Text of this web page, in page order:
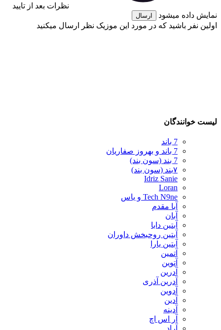
نظرات بعد از تایید
نمایش داده میشود
ارسال
اولین نفر باشید که در مورد این موزیک نظر ارسال میکنید
لیست خوانندگان
7 باند
7 باند و بهروز صفاریان
7 بند (سون بند)
۷بند (سون بند)
Idriz Sanie
Loran
Tech N9ne و یاس
آبا مقدم
آبان
آبتین دابا
آبتین روحبخش داوران
آبتین یارا
آتمین
آتوین
آدرین
آدرین آذری
آدوین
آدین
آدینه
آر اس اچ
آراد